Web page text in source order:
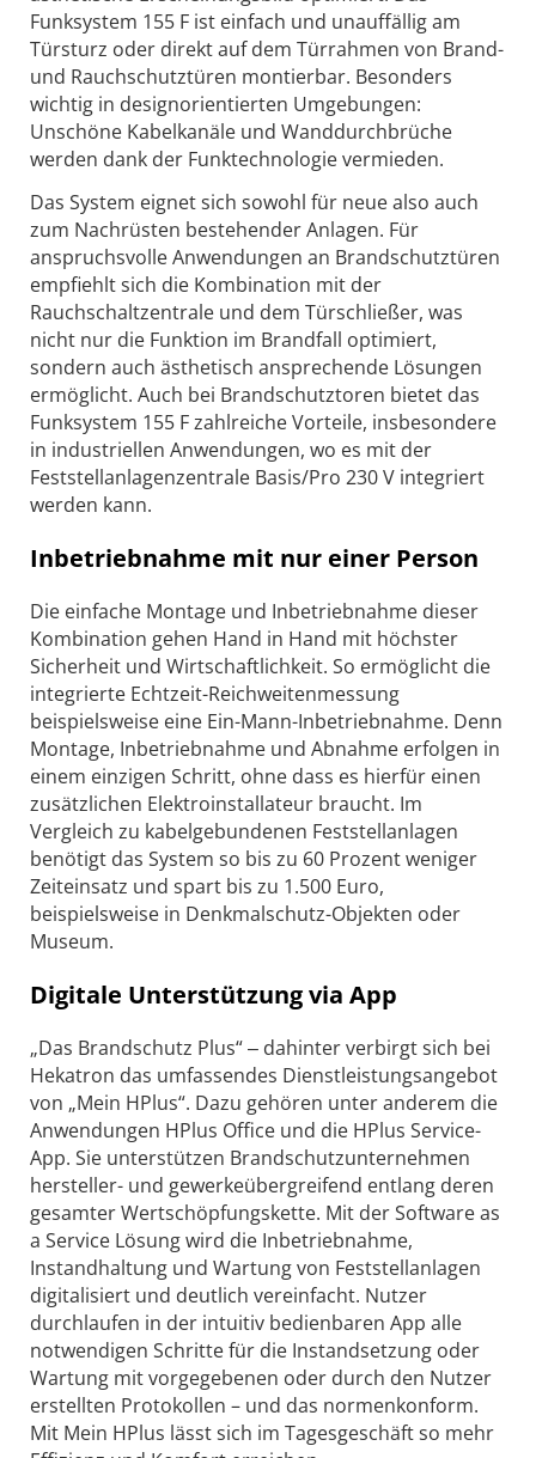
Funksystem 155 F ist einfach und unauffällig am
Türsturz oder direkt auf dem Türrahmen von Brand-
und Rauchschutztüren montierbar. Besonders
wichtig in designorientierten Umgebungen:
Unschöne Kabelkanäle und Wanddurchbrüche
werden dank der Funktechnologie vermieden.
Das System eignet sich sowohl für neue also auch
zum Nachrüsten bestehender Anlagen. Für
anspruchsvolle Anwendungen an Brandschutztüren
empfiehlt sich die Kombination mit der
Rauchschaltzentrale und dem Türschließer, was
nicht nur die Funktion im Brandfall optimiert,
sondern auch ästhetisch ansprechende Lösungen
ermöglicht. Auch bei Brandschutztoren bietet das
Funksystem 155 F zahlreiche Vorteile, insbesondere
in industriellen Anwendungen, wo es mit der
Feststellanlagenzentrale Basis/Pro 230 V integriert
werden kann.
Inbetriebnahme mit nur einer Person
Die einfache Montage und Inbetriebnahme dieser
Kombination gehen Hand in Hand mit höchster
Sicherheit und Wirtschaftlichkeit. So ermöglicht die
integrierte Echtzeit-Reichweitenmessung
beispielsweise eine Ein-Mann-Inbetriebnahme. Denn
Montage, Inbetriebnahme und Abnahme erfolgen in
einem einzigen Schritt, ohne dass es hierfür einen
zusätzlichen Elektroinstallateur braucht. Im
Vergleich zu kabelgebundenen Feststellanlagen
benötigt das System so bis zu 60 Prozent weniger
Zeiteinsatz und spart bis zu 1.500 Euro,
beispielsweise in Denkmalschutz-Objekten oder
Museum.
Digitale Unterstützung via App
„Das Brandschutz Plus“ ‒ dahinter verbirgt sich bei
Hekatron das umfassendes Dienstleistungsangebot
von „Mein HPlus“. Dazu gehören unter anderem die
Anwendungen HPlus Office und die HPlus Service-
App. Sie unterstützen Brandschutzunternehmen
hersteller- und gewerkeübergreifend entlang deren
gesamter Wertschöpfungskette. Mit der Software as
a Service Lösung wird die Inbetriebnahme,
Instandhaltung und Wartung von Feststellanlagen
digitalisiert und deutlich vereinfacht. Nutzer
durchlaufen in der intuitiv bedienbaren App alle
notwendigen Schritte für die Instandsetzung oder
Wartung mit vorgegebenen oder durch den Nutzer
erstellten Protokollen – und das normenkonform.
Mit Mein HPlus lässt sich im Tagesgeschäft so mehr